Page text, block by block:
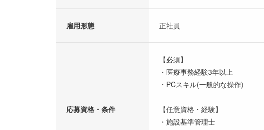
雇用形態 正社員
応募資格・条件
【必須】
・医療事務経験3年以上
・PCスキル(一般的な操作)
【任意資格・経験】
・施設基準管理士